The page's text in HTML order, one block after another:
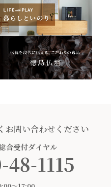
お問い合わせください
合受付ダイヤル
48-1115